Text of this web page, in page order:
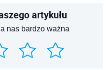
artykułu
nas bardzo ważna